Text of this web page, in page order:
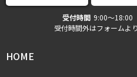
受付時間 9:00〜18:00
受付時間外はフォームよ
HOME